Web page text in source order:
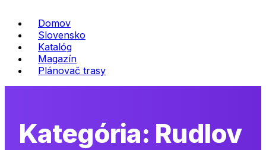
Domov
Slovensko
Katalóg
Magazín
Plánovač trasy
Kategória: Rudlov